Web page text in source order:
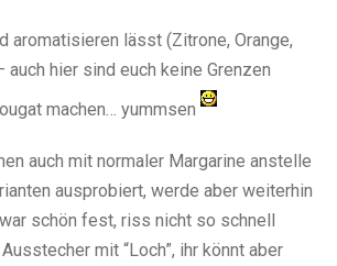
aromatisieren lässt (Zitrone, Orange,
hier sind euch keine Grenzen
machen… yummsen
auch mit normaler Margarine anstelle
ausprobiert, werde aber weiterhin
schön fest, riss nicht so schnell
mit “Loch”, ihr könnt aber